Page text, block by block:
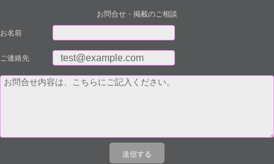
お問合せ・掲載のご相談
お名前
ご連絡先